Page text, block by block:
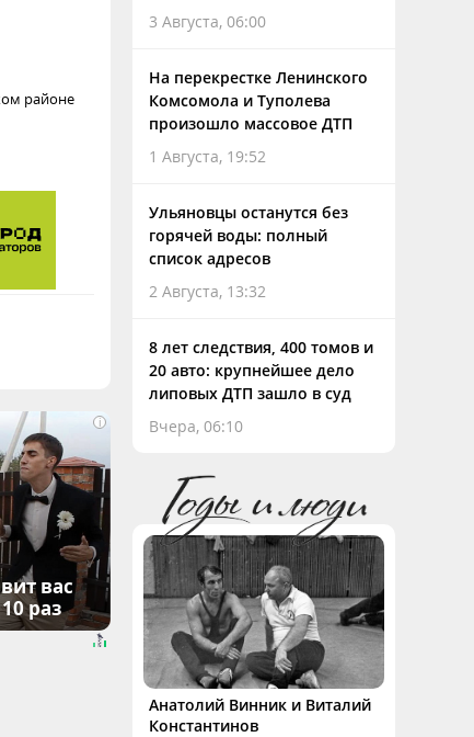
районе
i
вас
раз
3 Августа, 06:00
На перекрестке Ленинского
Комсомола и Туполева
произошло массовое ДТП
1 Августа, 19:52
Ульяновцы останутся без
горячей воды: полный
список адресов
2 Августа, 13:32
8 лет следствия, 400 томов и
20 авто: крупнейшее дело
липовых ДТП зашло в суд
Вчера, 06:10
Анатолий Винник и Виталий
Константинов